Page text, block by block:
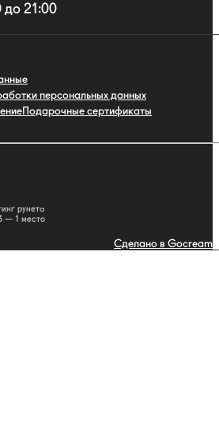
до 21:00
персональных данных
Подарочные сертификаты
рунета
— 1 место
Сделано в Gocream